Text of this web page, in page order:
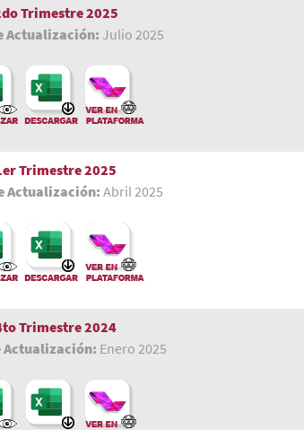
Trimestre 2025
Actualización: Julio 2025
Trimestre2025
Actualización: Abril 2025
Trimestre 2024
Actualización: Enero 2025